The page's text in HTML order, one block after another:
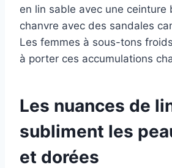
en lin sable avec une ceinture
chanvre avec des sandales
Les femmes à sous-tons
à porter ces accumulations
Les nuances de
subliment les
et dorées